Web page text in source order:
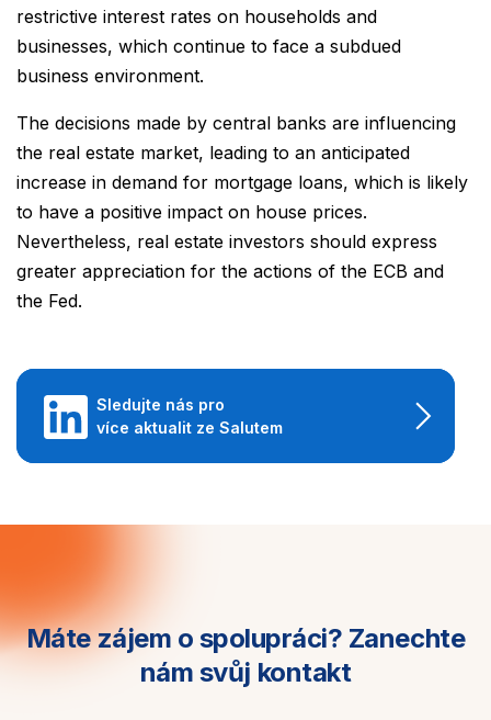
restrictive interest rates on households and
businesses, which continue to face a subdued
business environment.
The decisions made by central banks are influencing
the real estate market, leading to an anticipated
increase in demand for mortgage loans, which is likely
to have a positive impact on house prices.
Nevertheless, real estate investors should express
greater appreciation for the actions of the ECB and
the Fed.
Sledujte nás pro
více aktualit ze Salutem
Máte zájem o spolupráci? Zanechte
nám svůj kontakt